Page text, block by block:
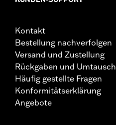
Kontakt
Bestellung nachverfolgen
Versand und Zustellung
Rückgaben und Umtausch
Häufig gestellte Fragen
Konformitätserklärung
Angebote